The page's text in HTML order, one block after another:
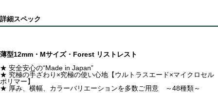
詳細スペック
薄型12mm・Mサイズ・Forest リストレスト
★ 安全安心の“Made in Japan”
★ 究極の手ざわり×究極の使い心地【ウルトラスエード×マイクロセル
ポリマー】
★ 厚み、横幅、カラーバリエーションを多数ご用意 ～48種類～